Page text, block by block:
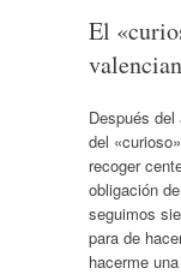
El
Después
del
recoger
obligación
seguimos
para de
hacerme